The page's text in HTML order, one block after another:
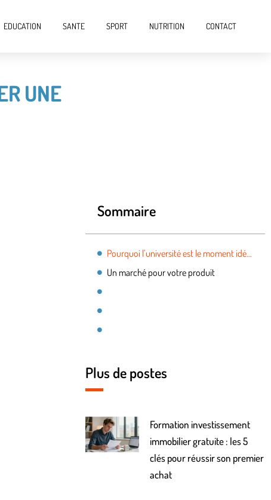
EDUCATION SANTE SPORT NUTRITION CONTACT
UNE
Sommaire
Pourquoi l’université est le moment idéal pour lancer une entreprise ?
Un marché pour votre produit
Plus de postes
Formation investissement
immobilier gratuite : les 5
clés pour réussir son premier
achat